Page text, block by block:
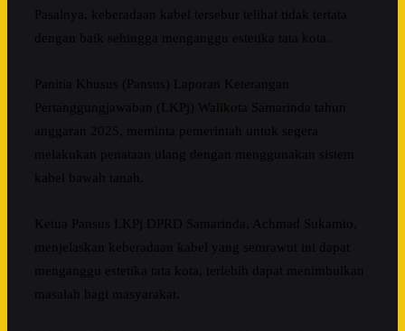
Pasalnya, keberadaan kabel tersebur telihat tidak tertata
dengan baik sehingga menganggu estetika tata kota.
Panitia Khusus (Pansus) Laporan Keterangan
Pertanggungjawaban (LKPj) Walikota Samarinda tahun
anggaran 2025, meminta pemerintah untuk segera
melakukan penataan ulang dengan menggunakan sistem
kabel bawah tanah.
Ketua Pansus LKPj DPRD Samarinda, Achmad Sukamto,
menjelaskan keberadaan kabel yang semrawut ini dapat
menganggu estetika tata kota, terlebih dapat menimbulkan
masalah bagi masyarakat.